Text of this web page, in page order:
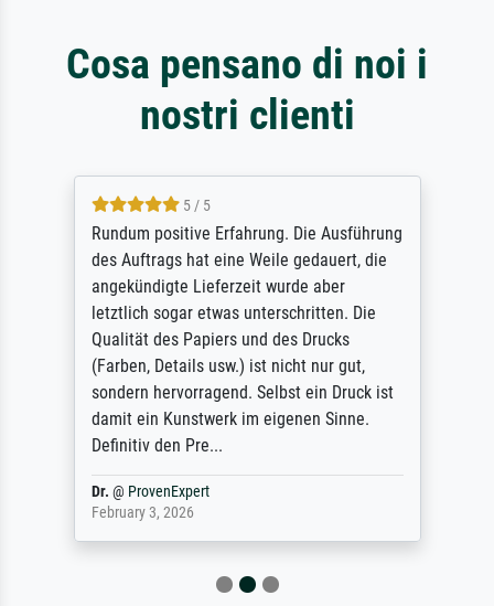
Cosa pensano di noi i
nostri clienti
5 / 5
Rundum positive Erfahrung. Die Ausführung
des Auftrags hat eine Weile gedauert, die
angekündigte Lieferzeit wurde aber
letztlich sogar etwas unterschritten. Die
Qualität des Papiers und des Drucks
(Farben, Details usw.) ist nicht nur gut,
sondern hervorragend. Selbst ein Druck ist
damit ein Kunstwerk im eigenen Sinne.
Definitiv den Pre...
Dr. @ ProvenExpert
February 3, 2026